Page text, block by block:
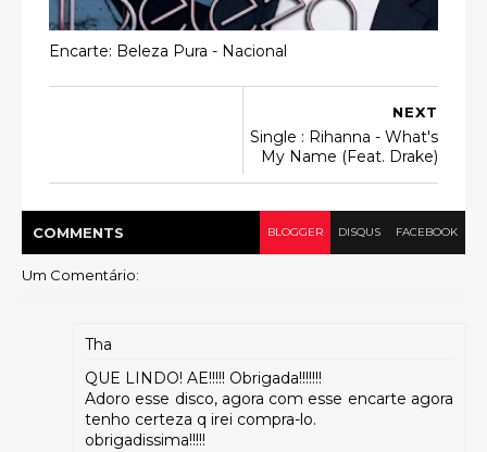
Encarte: Beleza Pura - Nacional
NEXT
Single : Rihanna - What's
My Name (Feat. Drake)
COMMENTS BLOGGER DISQUS FACEBOOK
Um Comentário:
Tha
QUE LINDO! AE!!!!! Obrigada!!!!!!!
Adoro esse disco, agora com esse encarte agora
tenho certeza q irei compra-lo.
obrigadissima!!!!!